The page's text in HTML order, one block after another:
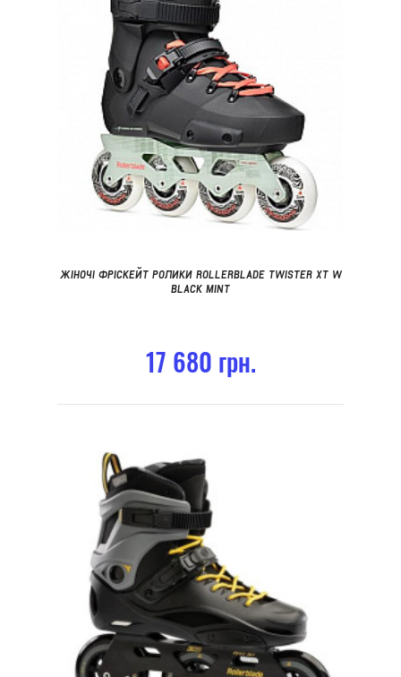
ЖІНОЧІ ФРІСКЕЙТ РОЛИКИ ROLLERBLADE TWISTER XT W
BLACK MINT
17 680 грн.